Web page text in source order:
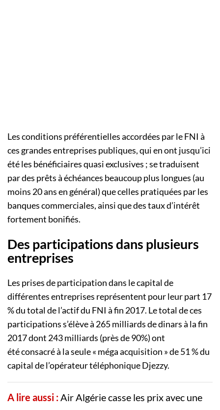
Les conditions préférentielles accordées par leFNI à
ces grandes entreprises publiques, qui en ont jusqu’ici
été les bénéficiairesquasi exclusives ;se traduisent
par des prêts à échéances beaucoup plus longues (au
moins 20ans engénéral)que celles pratiquées par les
banques commerciales, ainsi que des taux d’intérêt
fortement bonifiés.
Des participations dans plusieurs
entreprises
Les prises de participation dans le capital de
différentes entreprises représentent pour leur part 17
% du total de l’actif du FNI à fin 2017. Le total de ces
participations s’élève à 265 milliards de dinars à la fin
2017 dont 243 milliards (près de90%)ont
étéconsacréà la seule« méga acquisition » de 51 % du
capital de l’opérateur téléphoniqueDjezzy.
A lire aussi :Air Algérie casse les prix avec une